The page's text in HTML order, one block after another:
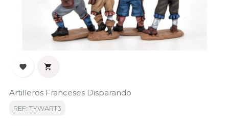
 
Artilleros Franceses Disparando
REF: TYWART3